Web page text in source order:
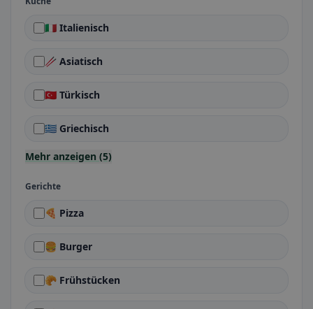
🇮🇹 Italienisch
🥢 Asiatisch
🇹🇷 Türkisch
🇬🇷 Griechisch
Mehr anzeigen (5)
Gerichte
🍕 Pizza
🍔 Burger
🥐 Frühstücken